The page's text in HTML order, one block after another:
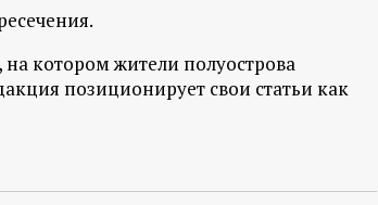
котором жители полуострова
позиционирует свои статьи как